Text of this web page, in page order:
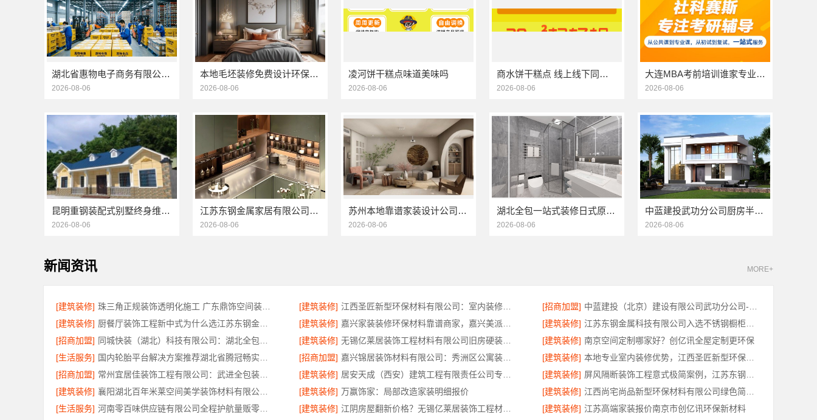
湖北省惠物电子商务有限公司小型生鲜食品代理商价格
2026-08-06
本地毛坯装修免费设计环保信赖浙江臻美新型建材有限公司
2026-08-06
凌河饼干糕点味道美味吗
2026-08-06
商水饼干糕点 线上线下同价服务模式
2026-08-06
大连MBA考前培训谁家专业 社科赛斯考研服务人才伴您成长
2026-08-06
昆明重钢装配式别墅终身维保，云南晟构建筑建材有限公司维保
2026-08-06
江苏东钢金属家居有限公司厨餐厅新中式定制多少钱
2026-08-06
苏州本地靠谱家装设计公司拎包入住选百年豪庭新材料有限公司
2026-08-06
湖北全包一站式装修日式原木风快速——同城快装（湖北）科技有限公司
2026-08-06
中蓝建投武功分公司厨房半包装修北欧风案例
2026-08-06
新闻资讯 MORE+
[建筑装修] [建筑装修] [招商加盟]
[建筑装修]
[建筑装修] [建筑装修]
[招商加盟]
[建筑装修] [建筑装修] 南京空间定制哪家好？创亿讯全屋定制更环保
[生活服务]
[招商加盟] [建筑装修]
[招商加盟]
[建筑装修] [建筑装修]
[建筑装修]
[建筑装修] 万赢饰家：局部改造家装明细报价 [建筑装修]
[生活服务]
[建筑装修] [建筑装修] 江苏高端家装报价南京市创亿讯环保新材料